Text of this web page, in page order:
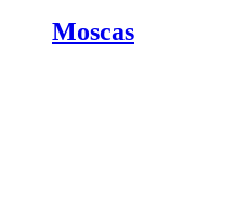
Moscas